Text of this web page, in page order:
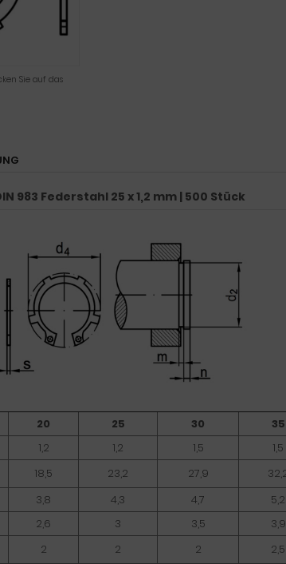
Sie auf das
983 Federstahl 25 x 1,2 mm | 500 Stück
20 25 30 35
1,2 1,2 1,5 1,5
18,5 23,2 27,9
3,8 4,3 4,7 5,2
2,6 3 3,5 3,9
2 2 2 2,5